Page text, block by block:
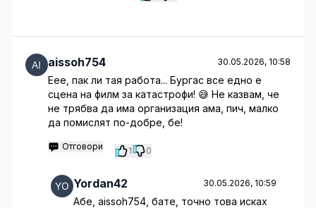
aissoh754 30.05.2026, 10:58
Еее, пак ли тая работа... Бургас все едно е
сцена на филм за катастрофи! 😅 Не казвам, че
не трябва да има организация ама, пич, малко
да помислят по-добре, бе!
Отговори 1 0
Yordan42 30.05.2026, 10:59
Абе, aissoh754, бате, точно това исках